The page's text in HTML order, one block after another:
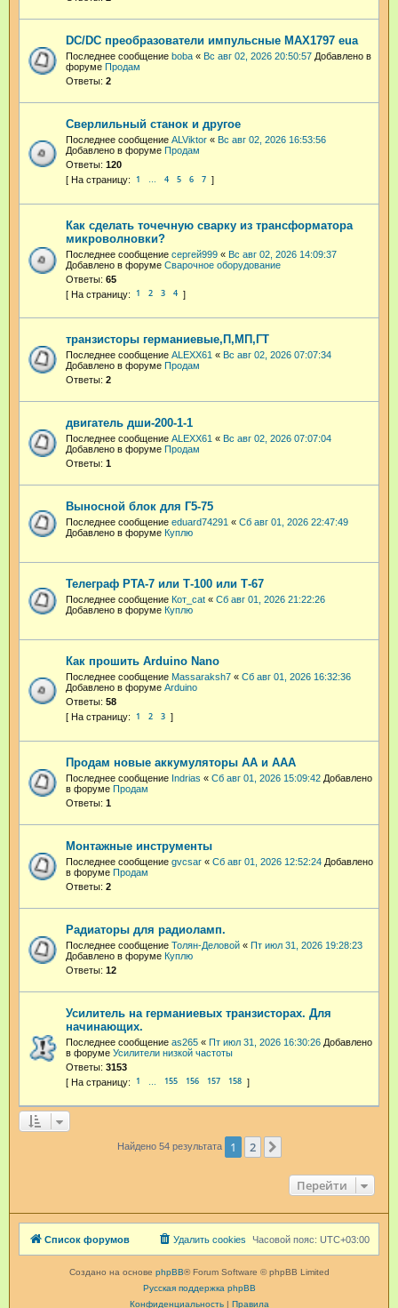
DC/DC преобразователи импульсные MAX1797 eua
Последнее сообщение boba « Вс авг 02, 2026 20:50:57 Добавлено в
форуме Продам
Ответы: 2
Сверлильный станок и другое
Последнее сообщение ALViktor « Вс авг 02, 2026 16:53:56
Добавлено в форуме Продам
Ответы: 120
1 … 4 5 6 7
Как сделать точечную сварку из трансформатора
микроволновки?
Последнее сообщение сергей999 « Вс авг 02, 2026 14:09:37
Добавлено в форуме Сварочное оборудование
Ответы: 65
1 2 3 4
транзисторы германиевые,П,МП,ГТ
Последнее сообщение ALEXX61 « Вс авг 02, 2026 07:07:34
Добавлено в форуме Продам
Ответы: 2
двигатель дши-200-1-1
Последнее сообщение ALEXX61 « Вс авг 02, 2026 07:07:04
Добавлено в форуме Продам
Ответы: 1
Выносной блок для Г5-75
Последнее сообщение eduard74291 « Сб авг 01, 2026 22:47:49
Добавлено в форуме Куплю
Телеграф РТА-7 или Т-100 или Т-67
Последнее сообщение Кот_cat « Сб авг 01, 2026 21:22:26
Добавлено в форуме Куплю
Как прошить Arduino Nano
Последнее сообщение Massaraksh7 « Сб авг 01, 2026 16:32:36
Добавлено в форуме Arduino
Ответы: 58
1 2 3
Продам новые аккумуляторы АА и ААА
Последнее сообщение Indrias « Сб авг 01, 2026 15:09:42 Добавлено
в форуме Продам
Ответы: 1
Монтажные инструменты
Последнее сообщение gvcsar « Сб авг 01, 2026 12:52:24 Добавлено
в форуме Продам
Ответы: 2
Радиаторы для радиоламп.
Последнее сообщение Толян-Деловой « Пт июл 31, 2026 19:28:23
Добавлено в форуме Куплю
Ответы: 12
Усилитель на германиевых транзисторах. Для
начинающих.
Последнее сообщение as265 « Пт июл 31, 2026 16:30:26 Добавлено
в форуме Усилители низкой частоты
Ответы: 3153
1 155 156 157 158
Найдено 54 результата 1 2
Перейти
Список форумов Часовой пояс: UTC+03:00
Удалить cookies
Создано на основе phpBB® Forum Software © phpBB Limited
Русская поддержка phpBB
Конфиденциальность| Правила